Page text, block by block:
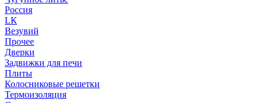
Россия
LК
Везувий
Прочее
Дверки
Задвижки для печи
Плиты
Колосниковые решетки
Термоизоляция